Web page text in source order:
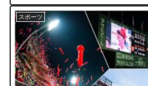
スポーツ